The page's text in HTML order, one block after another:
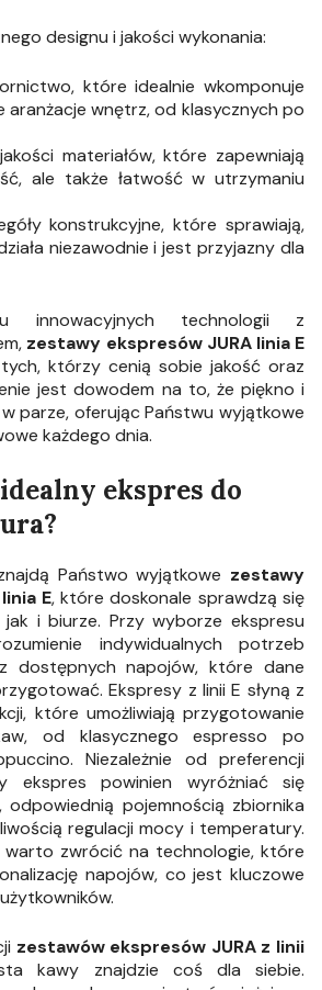
designu i jakości wykonania:
które idealnie wkomponuje
aranżacje wnętrz, od klasycznych po
materiałów, które zapewniają
ale także łatwość w utrzymaniu
konstrukcyjne, które sprawiają,
niezawodnie i jest przyjazny dla
innowacyjnych technologii z
zestawy ekspresów JURA linia E
którzy cenią sobie jakość oraz
jest dowodem na to, że piękno i
parze, oferując Państwu wyjątkowe
każdego dnia.
ekspres do
Państwo wyjątkowe zestawy
E, które doskonale sprawdzą się
i biurze. Przy wyborze ekspresu
indywidualnych potrzeb
dostępnych napojów, które dane
Ekspresy z linii E słyną z
które umożliwiają przygotowanie
od klasycznego espresso po
Niezależnie od preferencji
ekspres powinien wyróżniać się
odpowiednią pojemnością zbiornika
regulacji mocy i temperatury.
warto zwrócić na technologie, które
napojów, co jest kluczowe
zestawów ekspresów JURA z linii
kawy znajdzie coś dla siebie.